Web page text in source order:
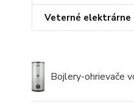
Veterné elektrárne
Bojlery-ohrievače